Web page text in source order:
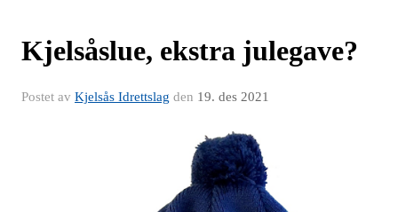
Kjelsåslue, ekstra julegave?
Postet av Kjelsås Idrettslag den 19. des 2021